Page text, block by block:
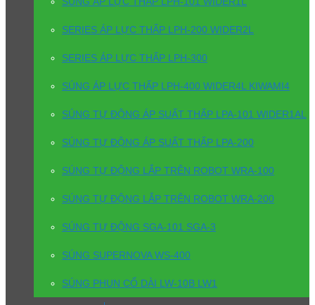
SERIES ÁP LỰC THẤP LPH-200 WIDER2L
SERIES ÁP LỰC THẤP LPH-300
SÚNG ÁP LỰC THẤP LPH-400 WIDER4L KIWAMI4
SÚNG TỰ ĐỘNG ÁP SUẤT THẤP LPA-101 WIDER1AL
SÚNG TỰ ĐỘNG ÁP SUẤT THẤP LPA-200
SÚNG TỰ ĐỘNG LẮP TRÊN ROBOT WRA-100
SÚNG TỰ ĐỘNG LẮP TRÊN ROBOT WRA-200
SÚNG TỰ ĐỘNG SGA-101 SGA-3
SÚNG SUPERNOVA WS-400
SÚNG PHUN CỔ DÀI LW-10B LW1